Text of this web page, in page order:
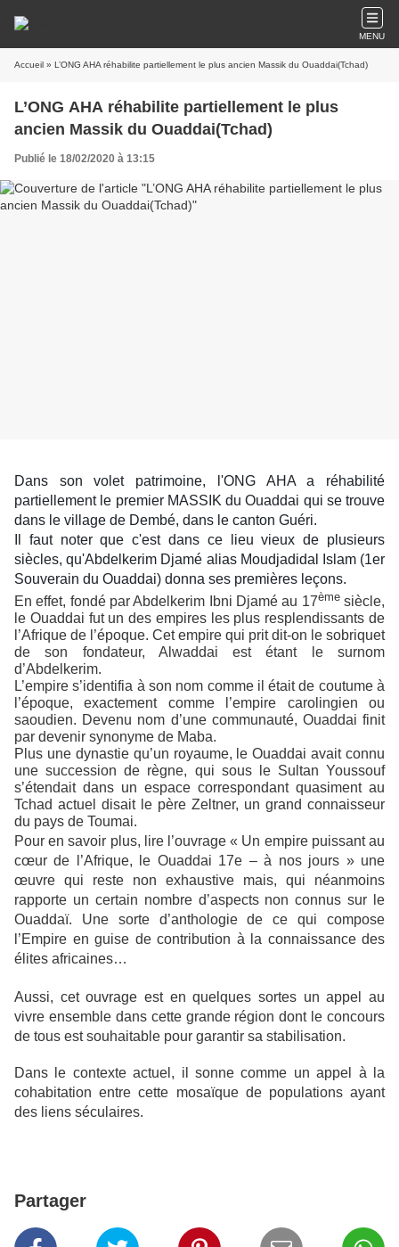
MENU
Accueil » L’ONG AHA réhabilite partiellement le plus ancien Massik du Ouaddai(Tchad)
L’ONG AHA réhabilite partiellement le plus
ancien Massik du Ouaddai(Tchad)
Publié le 18/02/2020 à 13:15
Dans son volet patrimoine, l'ONG AHA a réhabilité
partiellement le premier MASSIK du Ouaddai qui se trouve
dans le village de Dembé, dans le canton Guéri.
Il faut noter que c'est dans ce lieu vieux de plusieurs
siècles, qu'Abdelkerim Djamé alias Moudjadidal Islam (1er
Souverain du Ouaddai) donna ses premières leçons.
En effet, fondé par Abdelkerim Ibni Djamé au 17èmesiècle,
le Ouaddai fut un des empires les plus resplendissants de
l’Afrique de l’époque. Cet empire qui prit dit-on le sobriquet
de son fondateur, Alwaddai est étant le surnom
d’Abdelkerim.
L’empire s’identifia à son nom comme il était de coutume à
l’époque, exactement comme l’empire carolingien ou
saoudien. Devenu nom d’une communauté, Ouaddai finit
par devenir synonyme de Maba.
Plus une dynastie qu’un royaume, le Ouaddai avait connu
une succession de règne, qui sous le Sultan Youssouf
s’étendait dans un espace correspondant quasiment au
Tchad actuel disait le père Zeltner, un grand connaisseur
du pays de Toumai.
Pour en savoir plus, lire l’ouvrage « Un empire puissant au
cœur de l’Afrique, le Ouaddai 17e – à nos jours » une
œuvre qui reste non exhaustive mais, qui néanmoins
rapporte un certain nombre d’aspects non connus sur le
Ouaddaï. Une sorte d’anthologie de ce qui compose
l’Empire en guise de contribution à la connaissance des
élites africaines…
Aussi, cet ouvrage est en quelques sortes un appel au
vivre ensemble dans cette grande région dont le concours
de tous est souhaitable pour garantir sa stabilisation.
Dans le contexte actuel, il sonne comme un appel à la
cohabitation entre cette mosaïque de populations ayant
des liens séculaires.
Partager